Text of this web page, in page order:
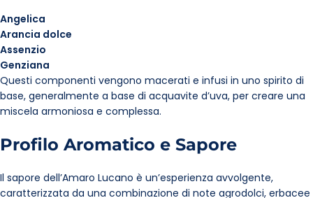
Angelica
Arancia dolce
Assenzio
Genziana
Questi componenti vengono macerati e infusi in uno spirito di
base, generalmente a base di acquavite d’uva, per creare una
miscela armoniosa e complessa.
Profilo Aromatico e Sapore
Il sapore dell’Amaro Lucano è un’esperienza avvolgente,
caratterizzata da una combinazione di note agrodolci, erbacee